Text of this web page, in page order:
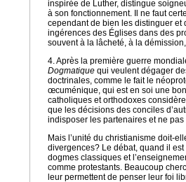
inspirée de Luther, distingue
à son fonctionnement. Il ne faut
cependant de bien les distinguer et
ingérences des Églises dans des
souvent à la lâcheté, à la
4. Après la première guerre
Dogmatique qui veulent dégager
doctrinales, comme le fait le
œcuménique, qui est en soi une
catholiques et orthodoxes
que les décisions des conciles
indisposer les partenaires et ne
Mais l’unité du christianisme doit-
divergences? Le débat, quand il
dogmes classiques et
comme protestants. Beaucoup
leur permettent de penser leur foi